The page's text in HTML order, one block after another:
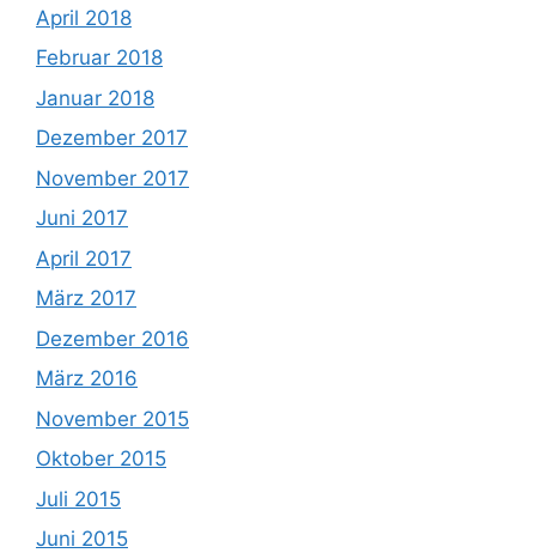
April 2018
Februar 2018
Januar 2018
Dezember 2017
November 2017
Juni 2017
April 2017
März 2017
Dezember 2016
März 2016
November 2015
Oktober 2015
Juli 2015
Juni 2015